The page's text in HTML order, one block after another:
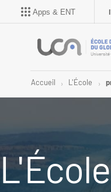
Apps & ENT
Accueil L'École